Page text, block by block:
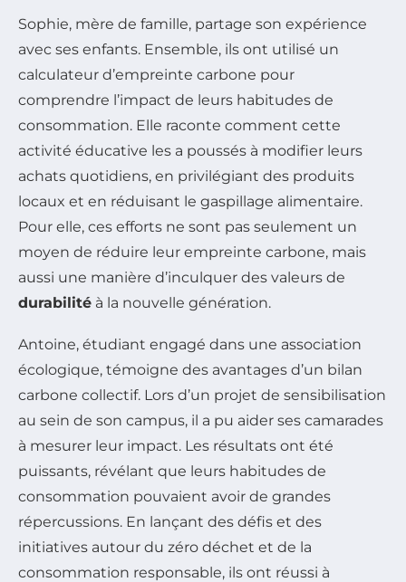
Sophie, mère de famille, partage son expérience
avec ses enfants. Ensemble, ils ont utilisé un
calculateur d’empreinte carbone pour
comprendre l’impact de leurs habitudes de
consommation. Elle raconte comment cette
activité éducative les a poussés à modifier leurs
achats quotidiens, en privilégiant des produits
locaux et en réduisant le gaspillage alimentaire.
Pour elle, ces efforts ne sont pas seulement un
moyen de réduire leur empreinte carbone, mais
aussi une manière d’inculquer des valeurs de
durabilité à la nouvelle génération.
Antoine, étudiant engagé dans une association
écologique, témoigne des avantages d’un bilan
carbone collectif. Lors d’un projet de sensibilisation
au sein de son campus, il a pu aider ses camarades
à mesurer leur impact. Les résultats ont été
puissants, révélant que leurs habitudes de
consommation pouvaient avoir de grandes
répercussions. En lançant des défis et des
initiatives autour du zéro déchet et de la
consommation responsable, ils ont réussi à